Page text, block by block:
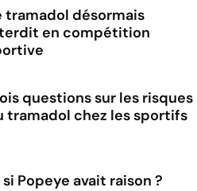
tramadol désormais
en compétition
questions sur les risques
tramadol chez les sportifs
si Popeye avait raison ?